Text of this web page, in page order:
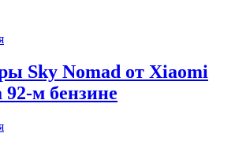
Sky Nomad от Xiaomi
92-м бензине